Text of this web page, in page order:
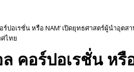
ปอเรชั่น หรือ NAM’ เปิดยุทธศาสตร์ผู้นำอุต
ไทย
คอร์ปอเรชั่น หรือ